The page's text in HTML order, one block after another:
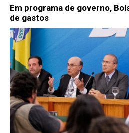
Em programa de governo,
de gastos